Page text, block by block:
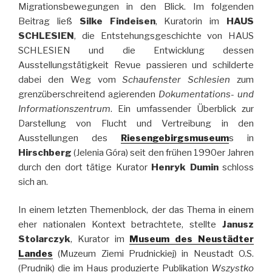
Migrationsbewegungen in den Blick. Im folgenden
Beitrag ließ Silke Findeisen, Kuratorin im HAUS
SCHLESIEN, die Entstehungsgeschichte von HAUS
SCHLESIEN und die Entwicklung dessen
Ausstellungstätigkeit Revue passieren und schilderte
dabei den Weg vomSchaufenster Schlesien zum
grenzüberschreitend agierenden Dokumentations- und
Informationszentrum. Ein umfassender Überblick zur
Darstellung von Flucht und Vertreibung in den
Ausstellungen des Riesengebirgsmuseums in
Hirschberg (Jelenia Góra) seit den frühen 1990er Jahren
durch den dort tätige Kurator Henryk Duminschloss
sich an.
In einem letzten Themenblock, der das Thema in einem
eher nationalen Kontext betrachtete, stellte Janusz
Stolarczyk, Kurator im
Museum des Neustädter
Landes (Muzeum Ziemi Prudnickiej) in Neustadt O.S.
(Prudnik) die im Haus produzierte Publikation Wszystko